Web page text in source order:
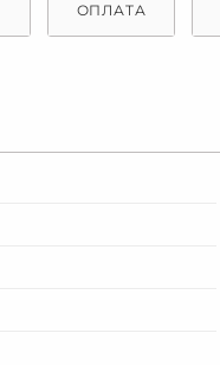
ОПЛАТА